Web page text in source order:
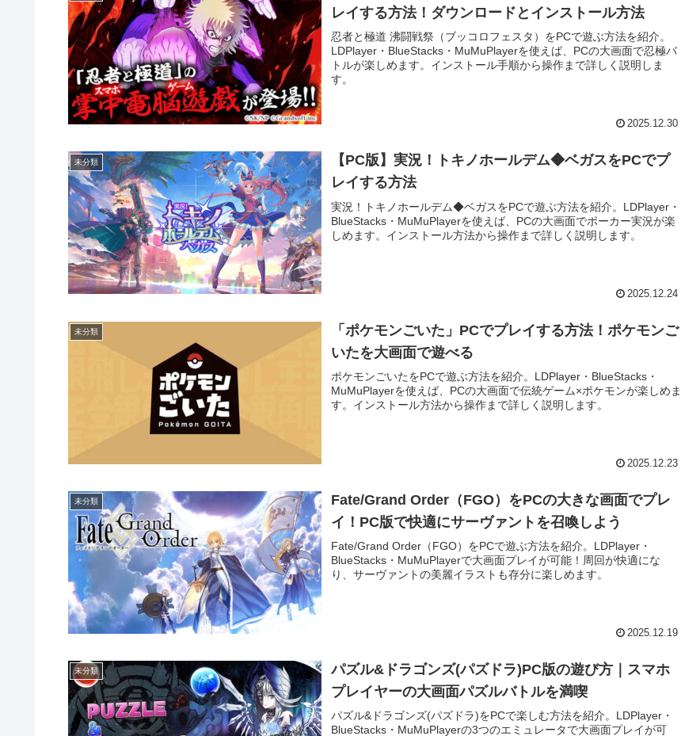
レイする方法！ダウンロードとインストール方法
忍者と極道 沸闘戦祭（ブッコロフェスタ）をPCで遊ぶ方法を紹介。
LDPlayer・BlueStacks・MuMuPlayerを使えば、PCの大画面で忍極バ
トルが楽しめます。インストール手順から操作まで詳しく説明しま
す。
2025.12.30
未分類
【PC版】実況！トキノホールデム◆ベガスをPCでプ
レイする方法
実況！トキノホールデム◆ベガスをPCで遊ぶ方法を紹介。LDPlayer・
BlueStacks・MuMuPlayerを使えば、PCの大画面でポーカー実況が楽
しめます。インストール方法から操作まで詳しく説明します。
2025.12.24
未分類
「ポケモンごいた」PCでプレイする方法！ポケモンご
いたを大画面で遊べる
ポケモンごいたをPCで遊ぶ方法を紹介。LDPlayer・BlueStacks・
MuMuPlayerを使えば、PCの大画面で伝統ゲーム×ポケモンが楽しめま
す。インストール方法から操作まで詳しく説明します。
2025.12.23
未分類
Fate/Grand Order（FGO）をPCの大きな画面でプレ
イ！PC版で快適にサーヴァントを召喚しよう
Fate/Grand Order（FGO）をPCで遊ぶ方法を紹介。LDPlayer・
BlueStacks・MuMuPlayerで大画面プレイが可能！周回が快適にな
り、サーヴァントの美麗イラストも存分に楽しめます。
2025.12.19
未分類
パズル&ドラゴンズ(パズドラ)PC版の遊び方｜スマホ
プレイヤーの大画面パズルバトルを満喫
パズル&ドラゴンズ(パズドラ)をPCで楽しむ方法を紹介。LDPlayer・
BlueStacks・MuMuPlayerの3つのエミュレータで大画面プレイが可